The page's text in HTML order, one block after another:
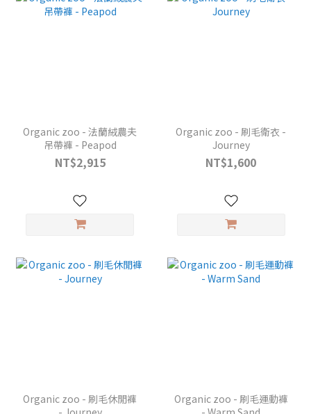
Organic zoo - 法蘭絨農夫
吊帶褲 - Peapod
NT$2,915
Organic zoo - 刷毛衛衣 -
Journey
NT$1,600
Organic zoo - 刷毛休閒褲
Organic zoo - 刷毛運動褲